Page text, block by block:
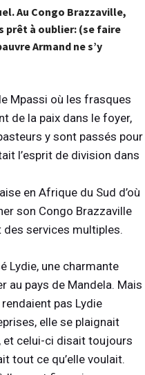
Au Congo Brazzaville,
prêt à oublier: (se faire
Armand ne s’y
arrondissement de
sa vie, il n’aurait imaginé
Mpassi où les frasques
de la paix dans le foyer,
y sont passés pour
l’esprit de division dans
en Afrique du Sud d’où
son Congo Brazzaville
des services multiples.
Lydie, une charmante
au pays de Mandela. Mais
pas Lydie
elle se plaignait
et celui-ci disait toujours
tout ce qu’elle voulait.